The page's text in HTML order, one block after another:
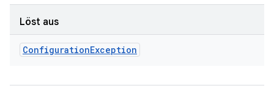
Löst aus
ConfigurationException